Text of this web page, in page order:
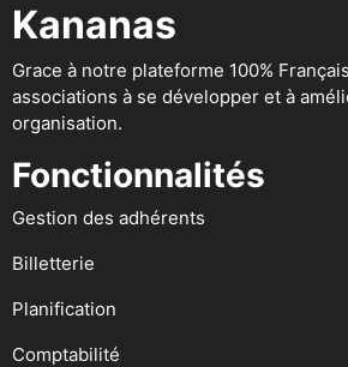
Kananas
Grace à notre plateforme 100%
associations à se développer et à
organisation.
Fonctionnalités
Gestion des adhérents
Billetterie
Planification
Comptabilité